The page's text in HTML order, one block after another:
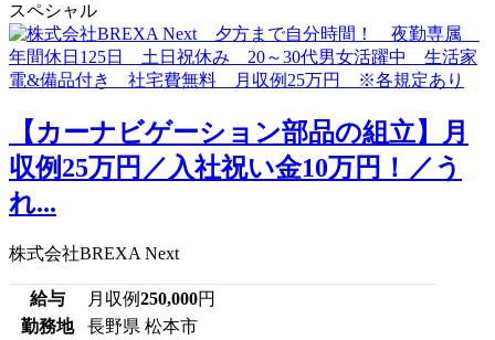
スペシャル
【カーナビゲーション部品の組立】月
収例25万円／入社祝い金10万円！／う
れ...
株式会社BREXA Next
給与 月収例250,000円
勤務地
長野県 松本市